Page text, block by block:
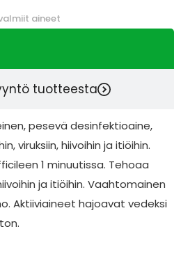
aineet
tuotteesta
pesevä desinfektioaine,
viruksiin, hiivoihin ja itiöihin.
1 minuutissa. Tehoaa
ja itiöihin. Vaahtomainen
Aktiiviaineet hajoavat vedeksi